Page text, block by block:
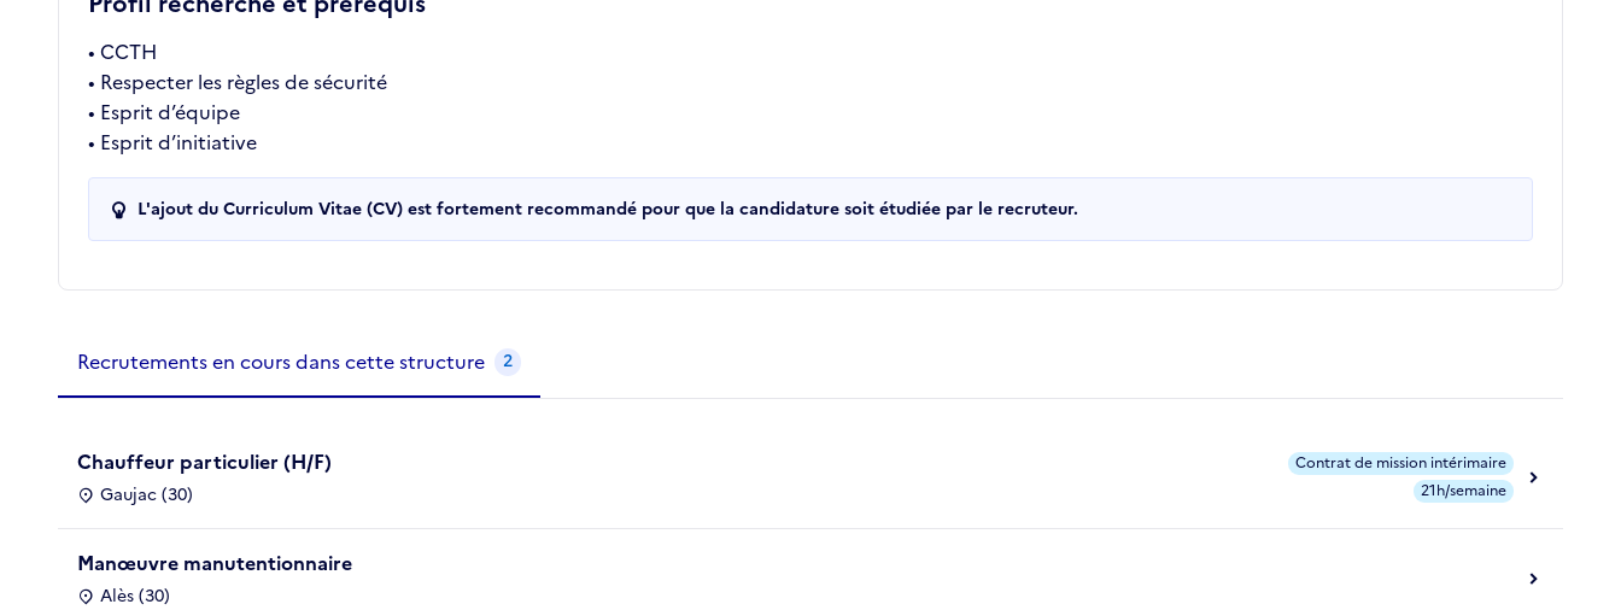
• CCTH
• Respecter les règles de sécurité
• Esprit d’équipe
• Esprit d’initiative
L'ajout du Curriculum Vitae (CV) est fortement recommandé pour que la candidature soit étudiée par le recruteur.
Recrutements de la structure
Recrutements en cours dans cette structure 2
Chauffeur particulier (H/F)
Gaujac (30)
Contrat de mission intérimaire
21h/semaine
Manœuvre manutentionnaire
Alès (30)